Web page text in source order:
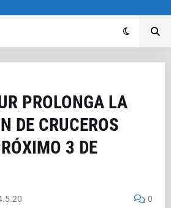
PROLONGA LA
DE CRUCEROS
3 DE
0